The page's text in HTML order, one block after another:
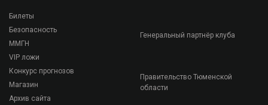
Билеты
Безопасность
ММГН
VIP ложи
Конкурс прогнозов
Магазин
Архив сайта
Генеральный партнёр клуба
Правительство Тюменской
области